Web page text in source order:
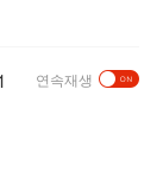
연속재생